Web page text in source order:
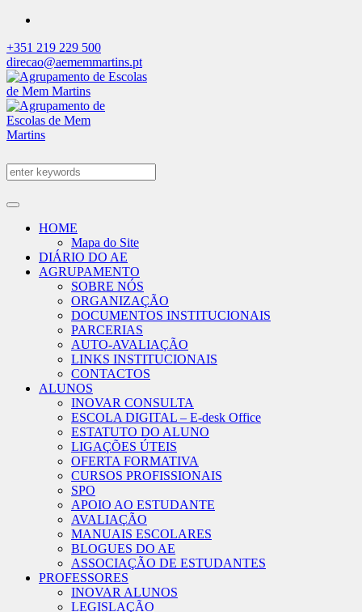
+351 219 229 500
direcao@aememmartins.pt
HOME
Mapa do Site
DIÁRIO DO AE
AGRUPAMENTO
SOBRE NÓS
ORGANIZAÇÃO
DOCUMENTOS INSTITUCIONAIS
PARCERIAS
AUTO-AVALIAÇÃO
LINKS INSTITUCIONAIS
CONTACTOS
ALUNOS
INOVAR CONSULTA
ESCOLA DIGITAL – E-desk Office
ESTATUTO DO ALUNO
LIGAÇÕES ÚTEIS
OFERTA FORMATIVA
CURSOS PROFISSIONAIS
SPO
APOIO AO ESTUDANTE
AVALIAÇÃO
MANUAIS ESCOLARES
BLOGUES DO AE
ASSOCIAÇÃO DE ESTUDANTES
PROFESSORES
INOVAR ALUNOS
LEGISLAÇÃO